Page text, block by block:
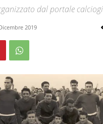
dal portale
2019